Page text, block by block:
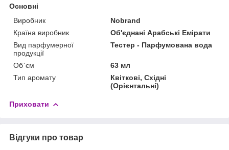
Основні
Виробник
Nobrand
Країна виробник
Об'єднані Арабські Емірати
Вид парфумерної
продукції
Тестер - Парфумована вода
Об`єм
63 мл
Тип аромату
Квіткові, Східні
(Орієнтальні)
Приховати
Відгуки про товар